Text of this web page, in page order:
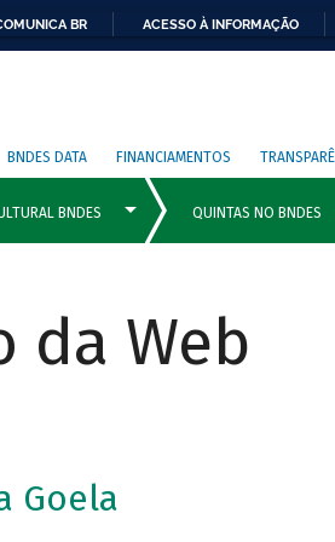
BR ACESSO À INFORMAÇÃO
BNDES DATA FINANCIAMENTOS
da Web
Goela